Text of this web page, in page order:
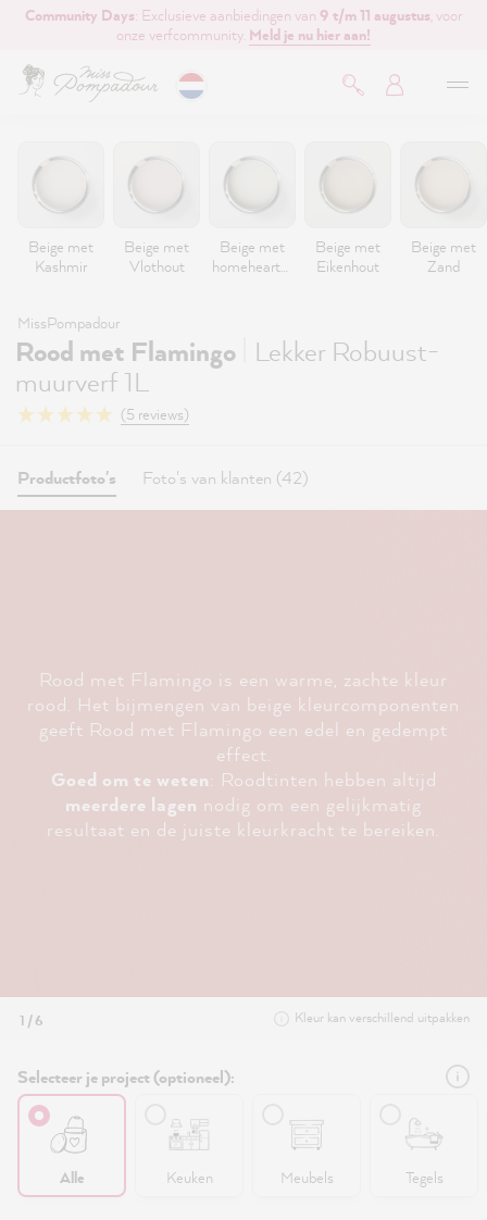
hoofdinhoud
Community Days: Exclusieve aanbiedingen van 9 t/m 11 augustus , voor
onze verfcommunity. Meld je nu hier aan!
Beige met
Kashmir
Beige met
Vlothout
Beige met
homeheartm
Beige met
Eikenhout
Beige met
Zand
MissPompadour
Rood met Flamingo Lekker Robuust-
muurverf 1L
(5 reviews)
Productfoto's Foto's van klanten (42)
Rood met Flamingo is een warme, zachte kleur
rood. Het bijmengen van beige kleurcomponenten
geeft Rood met Flamingo een edel en gedempt
effect.
Goed om te weten : Roodtinten hebben altijd
meerdere lagen nodig om een gelijkmatig
resultaat en de juiste kleurkracht te bereiken.
1 / 6 Kleur kan verschillend uitpakken
Selecteer je project (optioneel):
Alle Keuken Meubels Tegels